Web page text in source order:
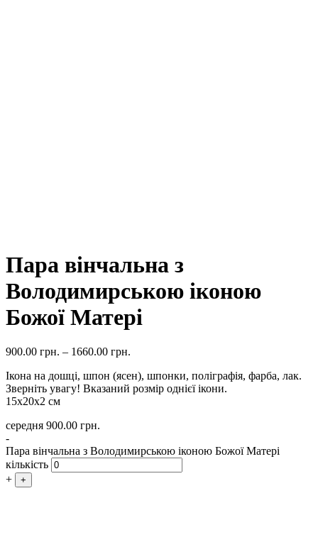
Пара вінчальна з
Володимирською іконою
Божої Матері
900.00 грн. – 1660.00 грн.
Ікона на дошці, шпон (ясен), шпонки, поліграфія, фарба, лак.
Зверніть увагу! Вказаний розмір однієї ікони.
15х20х2 см
середня 900.00 грн.
-
Пара вінчальна з Володимирською іконою Божої Матері
кількість
+
+